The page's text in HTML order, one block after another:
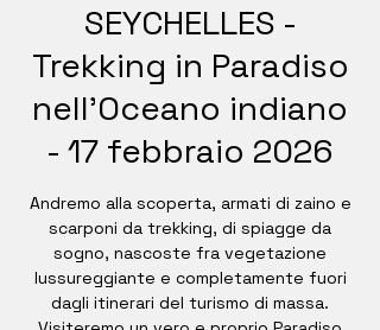
SEYCHELLES -
Trekking in Paradiso
nell'Oceano indiano
- 17 febbraio 2026
Andremo alla scoperta, armati di zaino e
scarponi da trekking, di spiagge da
sogno, nascoste fra vegetazione
lussureggiante e completamente fuori
dagli itinerari del turismo di massa.